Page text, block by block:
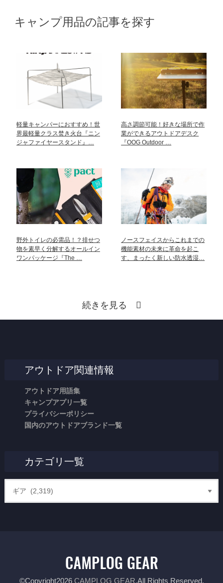
キャンプ用品の記事を探す
軽量キャンパーにおすすめ！世
界最軽量クラス焚き火台『ニン
ジャファイヤースタンド』…
高さ調節可能！好きな場所で作
業ができるアウトドアデスク
『OOG Outdoor …
野外トイレの必需品！？排せつ
物を素早く分解するオールイン
ワンパッケージ『The …
ノースフェイスからこれまでの
機能素材の未来に革命を起こ
す、まったく新しい防水透湿…
続きを見る
アウトドア関連情報
アウトドア用語集
キャンプアプリ一覧
プライバシーポリシー
国内のアウトドアブランド一覧
カテゴリ一覧
©Copyright2026 CAMPLOG GEAR.All Rights Reserved.